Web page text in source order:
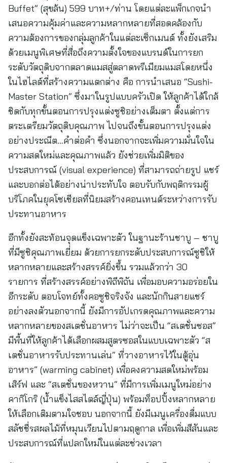
Buffet” (สุขล้น) 599 บาท+/ท่าน โดยแต่ละแพ็กเกจนำ
เสนอความคุ้มค่าและความหลากหลายที่สอดคล้องกับ
ความต้องการของกลุ่มลูกค้าในแต่ละเซ็กเมนต์ ทั้งยังเสริม
ด้วยเมนูพิเศษที่สื่อถึงความตั้งใจของแบรนด์ในการยก
ระดับวัตถุดิบจากตลาดแมสสู่ตลาดพรีเมียมแมสโดยหนึ่ง
ในไฮไลต์ที่สร้างความแตกต่าง คือ การนำเสนอ “Sushi-
Master Station” ซึ่งมาในรูปแบบครัวเปิด ให้ลูกค้าได้ใกล้
ชิดกับทุกขั้นตอนการปรุงแต่งซูชิอย่างเต็มตา ตั้งแต่การ
ตระเตรียมวัตถุดิบคุณภาพ ไปจนถึงขั้นตอนการปรุงแต่ง
อย่างประณีต…คำต่อคำ ซึ่งนอกจากจะเพิ่มความมั่นใจใน
ความสดใหม่และคุณภาพแล้ว ยังช่วยเพิ่มมิติของ
ประสบการณ์ (visual experience) ที่สามารถถ่ายรูป แชร์
และบอกต่อได้อย่างน่าประทับใจ ตอบรับกับพฤติกรรมผู้
บริโภคในยุคโซเชียลที่นิยมสร้างคอนเทนต์ระหว่างการรับ
ประทานอาหาร
อีกทั้งยังสะท้อนจุดแข็งเฉพาะตัว ในฐานะร้านชาบู – ชาบู
ที่มีซูชิคุณภาพเยี่ยม ด้วยการยกระดับประสบการณ์ซูชิให้
หลากหลายและสร้างสรรค์ยิ่งขึ้น รวมแล้วกว่า 30
รายการ ที่สร้างสรรค์อย่างพิถีพิถัน เพื่อมอบความอร่อยใน
อีกระดับ ตอบโจทย์ทั้งคอซูชิจริงจัง และนักกินสายแชร์
อย่างลงตัวนอกจากนี้ ยังมีการอัปเกรดคุณภาพและความ
หลากหลายของสเตชั่นอาหาร ไม่ว่าจะเป็น “สเตชั่นซอส”
มีพื้นที่ให้ลูกค้าได้เลือกผสมสูตรซอสในแบบเฉพาะตัว “ส
เตชั่นอาหารรับประทานเล่น” ที่วางอาหารไว้ในตู้อุ่น
อาหาร” (warming cabinet) เพื่อคงความสดใหม่พร้อม
เสิร์ฟ และ “สเตชั่นของหวาน” ที่มีการเพิ่มเมนูใหม่อย่าง
คากิโกริ (น้ำแข็งไสสไตล์ญี่ปุ่น) พร้อมท็อปปิ้งหลากหลาย
ให้เลือกเติมตามใจชอบ นอกจากนี้ ยังมีเมนูเครื่องดื่มแบบ
สลัชชี่รสผลไม้ที่หมุนเวียนไปตามฤดูกาล เพื่อเพิ่มสีสันและ
ประสบการณ์ที่แปลกใหม่ในแต่ละช่วงเวลา